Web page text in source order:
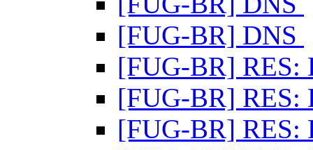
[FUG-BR] DNS
[FUG-BR] RES:
[FUG-BR] RES:
[FUG-BR] RES: